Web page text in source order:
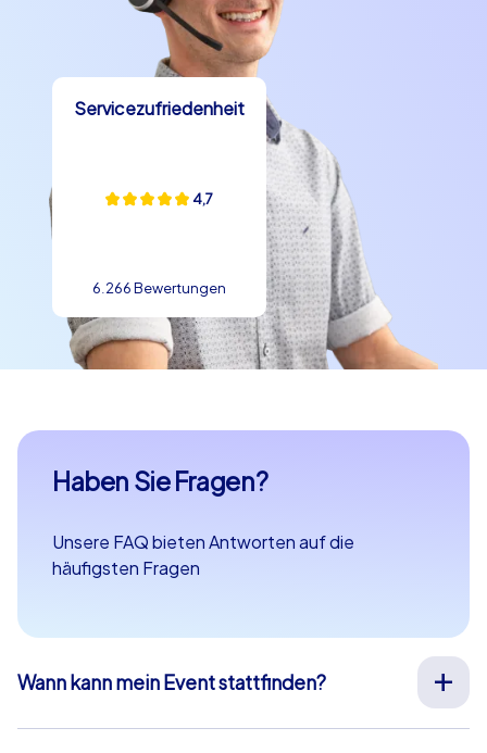
Servicezufriedenheit
4,7
6.266 Bewertungen
Haben Sie Fragen?
Unsere FAQ bieten Antworten auf die
häufigsten Fragen
Wann kann mein Event stattfinden?
Wir organisieren unsere Teamevents für Sie an Ihrem
Wunschtermin an 365 Tagen im Jahr. Wenn Sie erfahren